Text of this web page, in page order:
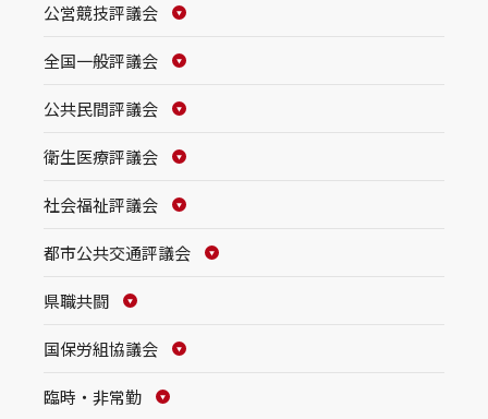
公営競技評議会
全国一般評議会
公共民間評議会
衛生医療評議会
社会福祉評議会
都市公共交通評議会
県職共闘
国保労組協議会
臨時・非常勤